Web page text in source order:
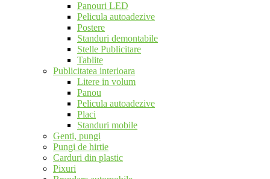
Panouri LED
Pelicula autoadezive
Postere
Standuri demontabile
Stelle Publicitare
Tablite
Publicitatea interioara
Litere in volum
Panou
Pelicula autoadezive
Placi
Standuri mobile
Genti, pungi
Pungi de hirtie
Carduri din plastic
Pixuri